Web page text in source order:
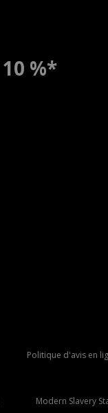
10 %*
Politique d'avis en
Modern Slavery